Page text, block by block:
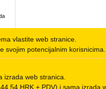
i
vlastite web stranice.
svojim potencijalnim korisnicima.
izrada web stranica.
HRK + PDV) i sama izrada